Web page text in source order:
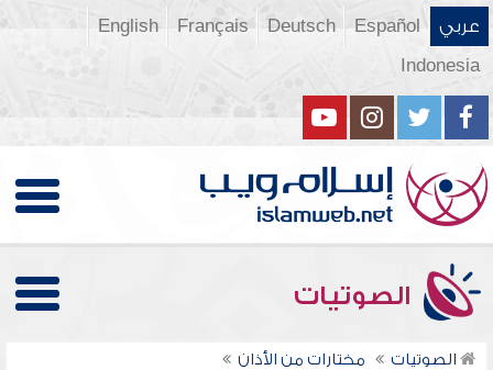
عربي Español
Deutsch
Français
English
Indonesia
الصوتيات
الصوتيات مختارات من الأذان